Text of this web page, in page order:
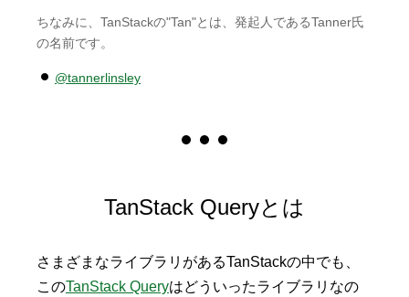
ちなみに、TanStackの"Tan"とは、発起人であるTanner氏
の名前です。
@tannerlinsley
TanStack Queryとは
さまざまなライブラリがあるTanStackの中でも、
このTanStack Queryはどういったライブラリなの